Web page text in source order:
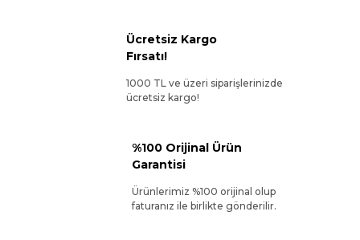
Ücretsiz Kargo
Fırsatı!
1000 TL ve üzeri siparişlerinizde
ücretsiz kargo!
%100 Orijinal Ürün
Garantisi
Ürünlerimiz %100 orijinal olup
faturanız ile birlikte gönderilir.